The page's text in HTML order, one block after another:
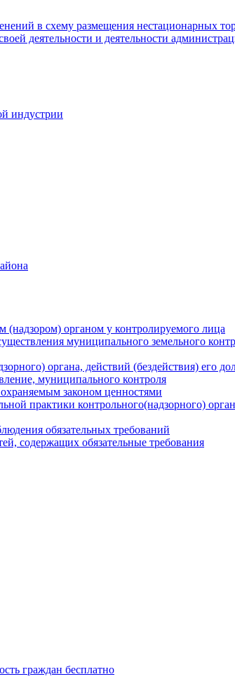
в схему размещения нестационарных
деятельности и деятельности
индустрии
(надзором) органом у контролируемого лица
муниципального земельного
органа, действий (бездействия) его
муниципального контроля
законом ценностями
практики контрольного(надзорного)
обязательных требований
содержащих обязательные требования
граждан бесплатно